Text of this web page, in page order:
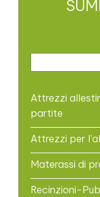
Attrezzi
partite
Attrezzi per
Materassi di
Recinzioni-